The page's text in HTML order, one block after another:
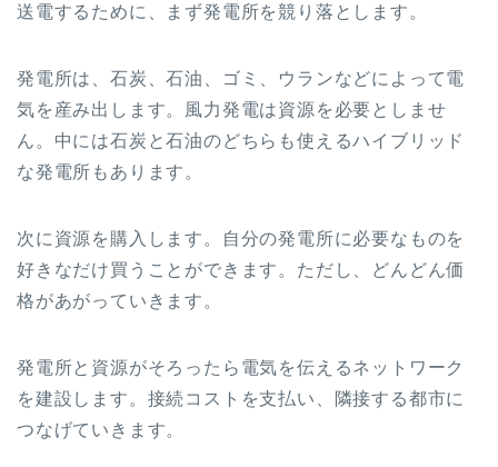
送電するために、まず発電所を競り落とします。
発電所は、石炭、石油、ゴミ、ウランなどによって電
気を産み出します。風力発電は資源を必要としませ
ん。中には石炭と石油のどちらも使えるハイブリッド
な発電所もあります。
次に資源を購入します。自分の発電所に必要なものを
好きなだけ買うことができます。ただし、どんどん価
格があがっていきます。
発電所と資源がそろったら電気を伝えるネットワーク
を建設します。接続コストを支払い、隣接する都市に
つなげていきます。